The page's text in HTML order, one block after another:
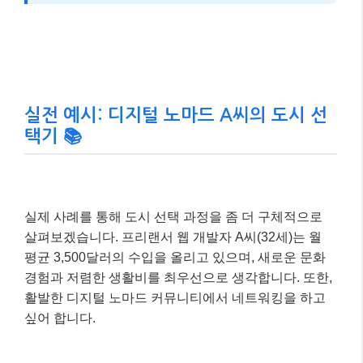
실전 예시: 디지털 노마드 A씨의 도시 선
택기 📚
실제 사례를 통해 도시 선택 과정을 좀 더 구체적으로
살펴보겠습니다. 프리랜서 웹 개발자 A씨(32세)는 월
평균 3,500달러의 수입을 올리고 있으며, 새로운 문화
경험과 저렴한 생활비를 최우선으로 생각합니다. 또한,
활발한 디지털 노마드 커뮤니티에서 네트워킹을 하고
싶어 합니다.